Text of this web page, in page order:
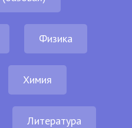
Физика
Химия
Литература